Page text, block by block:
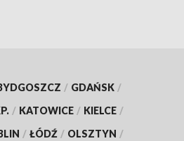
/ GDAŃSK /
/ KATOWICE / KIELCE /
/ ŁÓDŹ / OLSZTYN /